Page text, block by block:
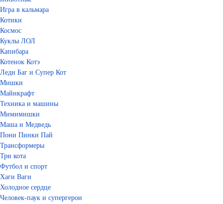
Игра в кальмара
Котики
Космос
Куклы ЛОЛ
Капибара
Котенок Котэ
Леди Баг и Супер Кот
Мишки
Майнкрафт
Техника и машины
Мимимишки
Маша и Медведь
Пони Пинки Пай
Трансформеры
Три кота
Футбол и спорт
Хаги Ваги
Холодное сердце
Человек-паук и супергерои